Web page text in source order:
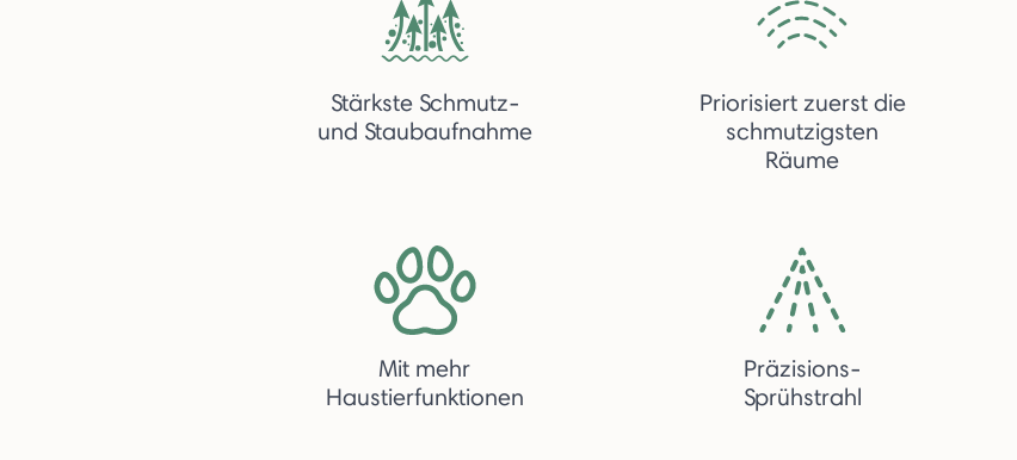
Stärkste Schmutz-
und Staubaufnahme
Priorisiert zuerst die
schmutzigsten
Räume
Mit mehr
Haustierfunktionen
Präzisions-
Sprühstrahl